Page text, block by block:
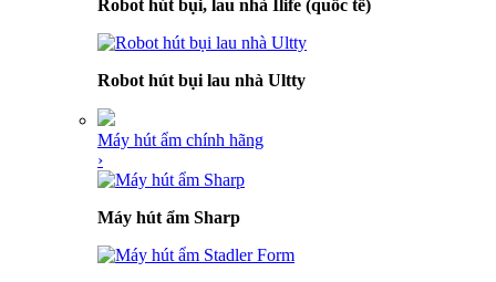
Robot hút bụi, lau nhà Ilife (quốc tế)
Robot hút bụi lau nhà Ultty
Máy hút ẩm chính hãng
›
Máy hút ẩm Sharp